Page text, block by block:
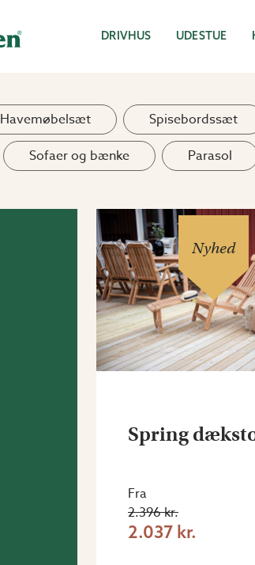
DRIVHUS UDESTUE
Havemøbelsæt Spisebordssæt
Sofaer og bænke Parasol
Nyhed
Spring
Fra
2.396 kr.
2.037 kr.